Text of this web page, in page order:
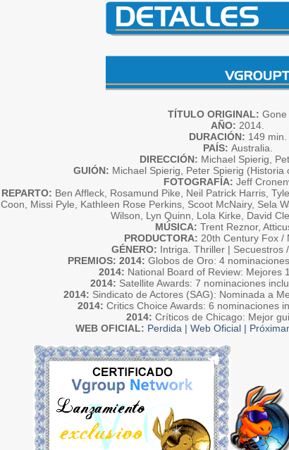
TÍTULO ORIGINAL: Gone
AÑO: 2014.
DURACIÓN: 149 min.
PAÍS: Australia.
DIRECCIÓN: Michael Spierig,
GUIÓN: Michael Spierig, Peter Spierig (Historia
FOTOGRAFÍA: Jeff
REPARTO: Ben Affleck, Rosamund Pike, Neil Patrick Harris,
Coon, Missi Pyle, Kathleen Rose Perkins, Scoot McNairy, Sela
Wilson, Lyn Quinn, Lola Kirke, David
MÚSICA: Trent Reznor,
PRODUCTORA: 20th Century Fox /
GÉNERO: Intriga. Thriller | Secuestros
PREMIOS: 2014: Globos de Oro: 4
2014: National Board of Review: Mejores
2014: Satellite Awards: 7 nominaciones
2014: Sindicato de Actores (SAG): Nominada a
2014: Critics Choice Awards: 6 nominaciones
2014: Críticos de Chicago: Mejor
WEB OFICIAL: Perdida | Web Oficial |